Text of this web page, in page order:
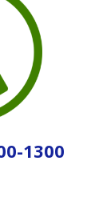
1300